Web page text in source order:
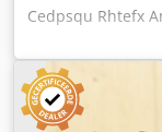
Cedpsqu Rhtefx